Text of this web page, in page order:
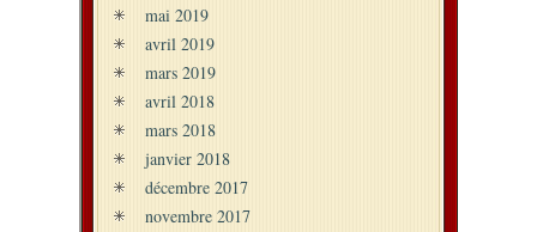
mai 2019
avril 2019
mars 2019
avril 2018
mars 2018
janvier 2018
décembre 2017
novembre 2017